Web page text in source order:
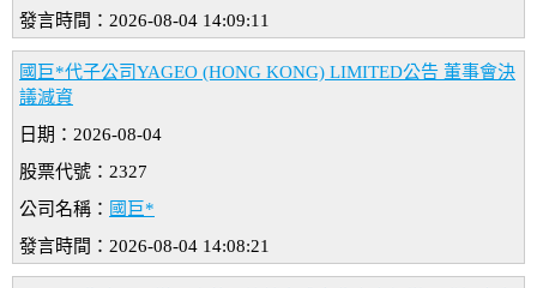
發言時間：2026-08-04 14:09:11
國巨*代子公司YAGEO (HONG KONG) LIMITED公告 董事會決
議減資
日期：2026-08-04
股票代號：2327
公司名稱： 國巨*
發言時間：2026-08-04 14:08:21